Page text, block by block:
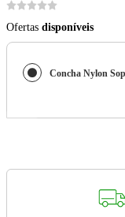
Ofertas disponíveis